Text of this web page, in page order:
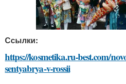
Ссылки:
https://kosmetika.ru-best.com/
sentyabrya-v-rossii